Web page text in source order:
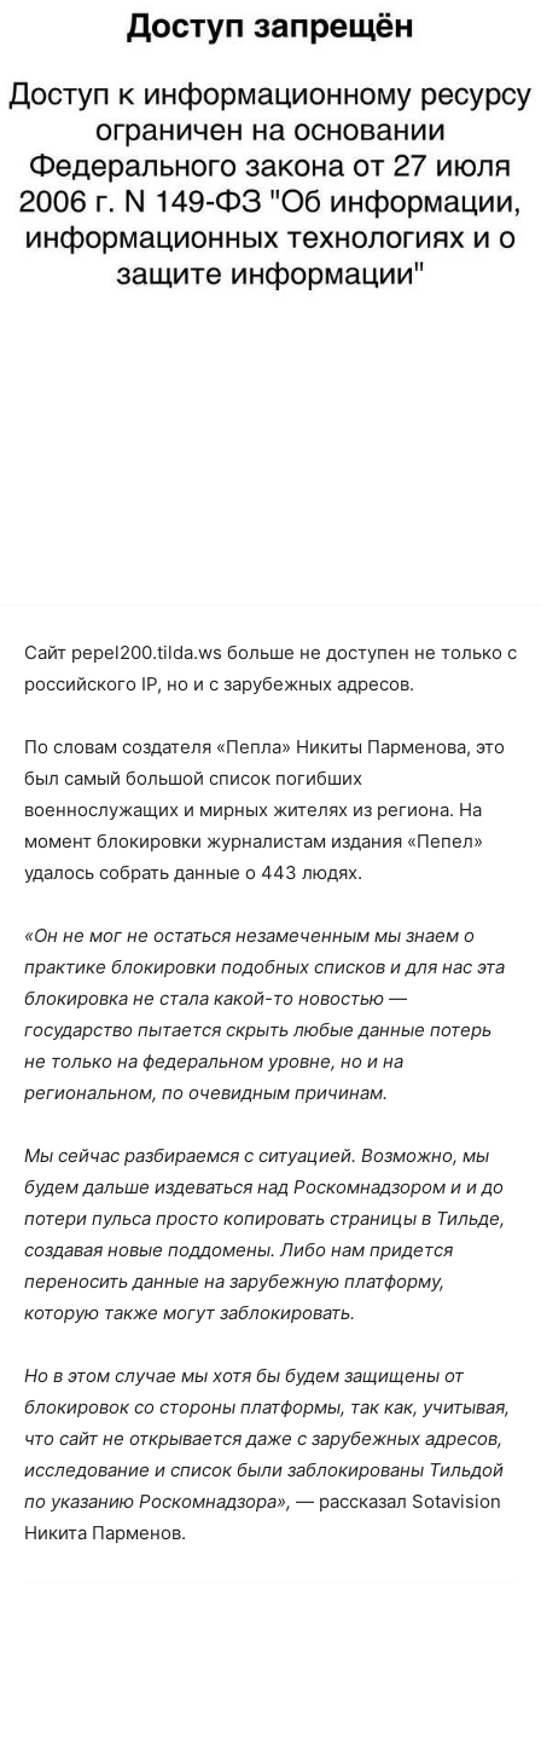
Сайт pepel200.tilda.ws больше не доступен не только с
российского IP, но и с зарубежных адресов.
По словам создателя «Пепла» Никиты Парменова, это
был самый большой список погибших
военнослужащих и мирных жителях из региона. На
момент блокировки журналистам издания «Пепел»
удалось собрать данные о 443 людях.
«Он не мог не остаться незамеченным мы знаем о
практике блокировки подобных списков и для нас эта
блокировка не стала какой-то новостью —
государство пытается скрыть любые данные потерь
не только на федеральном уровне, но и на
региональном, по очевидным причинам.
Мы сейчас разбираемся с ситуацией. Возможно, мы
будем дальше издеваться над Роскомнадзором и и до
потери пульса просто копировать страницы в Тильде,
создавая новые поддомены. Либо нам придется
переносить данные на зарубежную платформу,
которую также могут заблокировать.
Но в этом случае мы хотя бы будем защищены от
блокировок со стороны платформы, так как, учитывая,
что сайт не открывается даже с зарубежных адресов,
исследование и список были заблокированы Тильдой
по указанию Роскомнадзора», — рассказал Sotavision
Никита Парменов.